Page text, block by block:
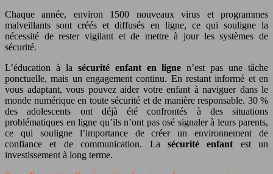
Chaque année, environ 1500 nouveaux virus et programmes
malveillants sont créés et diffusés en ligne, ce qui souligne la
nécessité de rester vigilant et de mettre à jour les systèmes de
sécurité.
L’éducation à la sécurité enfant en lignen’est pas une tâche
ponctuelle, mais un engagement continu. En restant informé et en
vous adaptant, vous pouvez aider votre enfant à naviguer dans le
monde numérique en toute sécurité et de manière responsable. 30 %
des adolescents ont déjà été confrontés à des situations
problématiques en ligne qu’ils n’ont pas osé signaler à leurs parents,
ce qui souligne l’importance de créer un environnement de
confiance et de communication. La sécurité enfant est un
investissement à long terme.